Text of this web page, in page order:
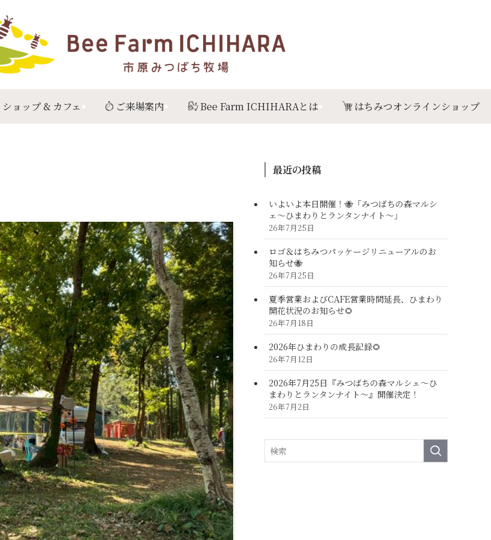
ショップ & カフェ ご来場案内 Bee Farm ICHIHARAとは はちみつオンラインショップ
最近の投稿
いよいよ本日開催！🐝「みつばちの森マルシ
ェ〜ひまわりとランタンナイト〜」
26年7月25日
ロゴ＆はちみつパッケージリニューアルのお
知らせ🐝
26年7月25日
夏季営業およびCAFE営業時間延長、ひまわり
開花状況のお知らせ🌻
26年7月18日
2026年ひまわりの成長記録🌻
26年7月12日
2026年7月25日『みつばちの森マルシェ～ひ
まわりとランタンナイト～』開催決定！
26年7月2日